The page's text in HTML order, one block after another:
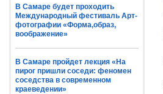
В Самаре будет проходить
Международный фестиваль Арт-
фотографии «Форма,образ,
воображение»
В Самаре пройдет лекция «На
пирог пришли соседи: феномен
соседства в современном
краеведении»